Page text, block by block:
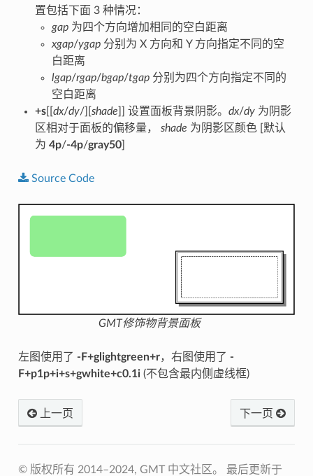
置包括下面 3 种情况：
gap为四个方向增加相同的空白距离
xgap/ygap分别为 X 方向和 Y 方向指定不同的空
白距离
lgap/rgap/bgap/tgap分别为四个方向指定不同的
空白距离
+s[[dx/dy/][shade]] 设置面板背景阴影。 dx/dy为阴影
区相对于面板的偏移量， shade 为阴影区颜色 [默认
为 4p/-4p/gray50]
Source Code
GMT修饰物背景面板
左图使用了 -F+glightgreen+r，右图使用了 -
F+p1p+i+s+gwhite+c0.1i(不包含最内侧虚线框)
上一页 下一页
© 版权所有 2014–2024, GMT 中文社区。 最后更新于